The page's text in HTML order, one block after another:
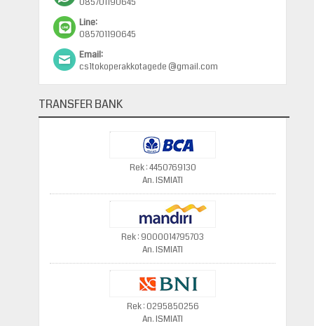
Line:
085701190645
Email:
cs1tokoperakkotagede @gmail.com
TRANSFER BANK
Rek : 4450769130
An. ISMIATI
Rek : 9000014795703
An. ISMIATI
Rek : 0295850256
An. ISMIATI